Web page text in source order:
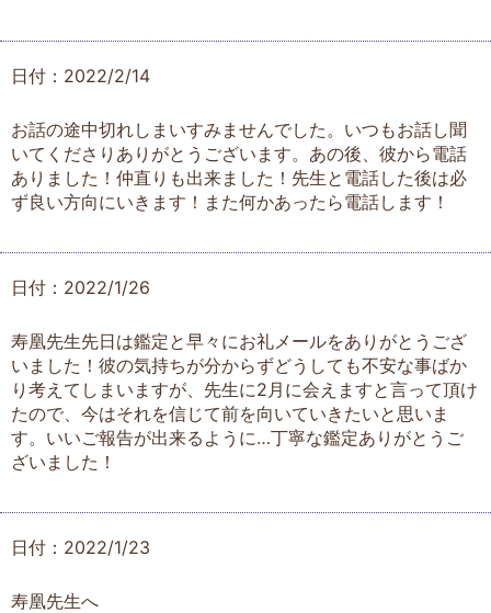
日付：2022/2/14
お話の途中切れしまいすみませんでした。いつもお話し聞
いてくださりありがとうございます。あの後、彼から電話
ありました！仲直りも出来ました！先生と電話した後は必
ず良い方向にいきます！また何かあったら電話します！
日付：2022/1/26
寿凰先生先日は鑑定と早々にお礼メールをありがとうござ
いました！彼の気持ちが分からずどうしても不安な事ばか
り考えてしまいますが、先生に2月に会えますと言って頂け
たので、今はそれを信じて前を向いていきたいと思いま
す。いいご報告が出来るように…丁寧な鑑定ありがとうご
ざいました！
日付：2022/1/23
寿凰先生へ